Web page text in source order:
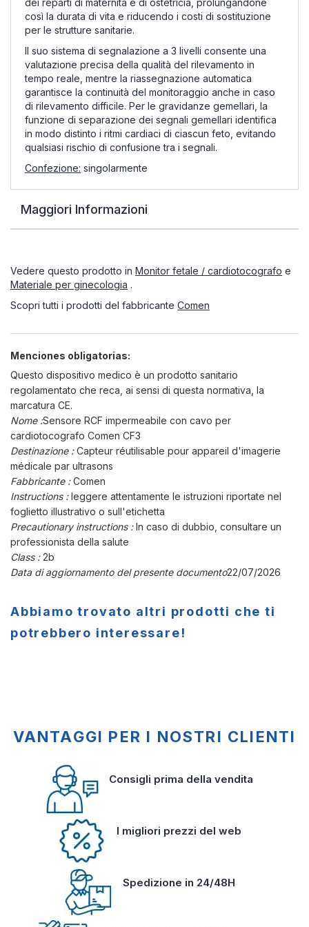
dei reparti di maternità e di ostetricia, prolungandone
così la durata di vita e riducendo i costi di sostituzione
per le strutture sanitarie.
Il suo sistema di segnalazione a 3 livelli consente una
valutazione precisa della qualità del rilevamento in
tempo reale, mentre la riassegnazione automatica
garantisce la continuità del monitoraggio anche in caso
di rilevamento difficile. Per le gravidanze gemellari, la
funzione di separazione dei segnali gemellari identifica
in modo distinto i ritmi cardiaci di ciascun feto, evitando
qualsiasi rischio di confusione tra i segnali.
Confezione: singolarmente
Maggiori Informazioni
Vedere questo prodotto in Monitor fetale / cardiotocografo e
Materiale per ginecologia .
Scopri tutti i prodotti del fabbricante Comen
Menciones obligatorias:
Questo dispositivo medico è un prodotto sanitario
regolamentato che reca, ai sensi di questa normativa, la
marcatura CE.
Nome :Sensore RCF impermeabile con cavo per
cardiotocografo Comen CF3
Destinazione :Capteur réutilisable pour appareil d'imagerie
médicale par ultrasons
Fabbricante :Comen
Instructions :leggere attentamente le istruzioni riportate nel
foglietto illustrativo o sull'etichetta
Precautionary instructions :In caso di dubbio, consultare un
professionista della salute
Class :2b
Data di aggiornamento del presente documento22/07/2026
Abbiamo trovato altri prodotti che ti
potrebbero interessare!
VANTAGGI PER I NOSTRI CLIENTI
Consigli prima della vendita
I migliori prezzi del web
Spedizione in 24/48H